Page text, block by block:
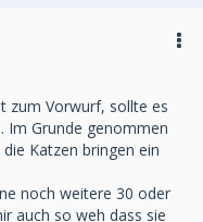
zum Vorwurf, sollte es
Im Grunde genommen
Katzen bringen ein
noch weitere 30 oder
auch so weh dass sie